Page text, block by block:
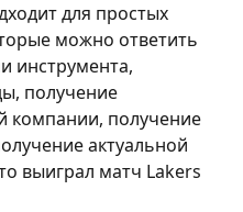
для простых
можно ответить
инструмента,
получение
компании, получение
актуальной
выиграл матч Lakers